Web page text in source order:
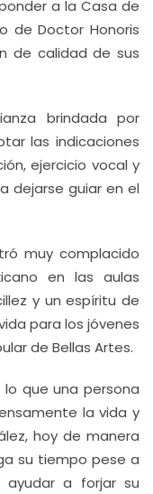
a la Casa de
de Doctor Honoris
de calidad de sus
brindada por
las indicaciones
ejercicio vocal y
dejarse guiar en el
muy complacido
en las aulas
y un espíritu de
para los jóvenes
de Bellas Artes.
lo que una persona
la vida y
hoy de manera
su tiempo pese a
ayudar a forjar su